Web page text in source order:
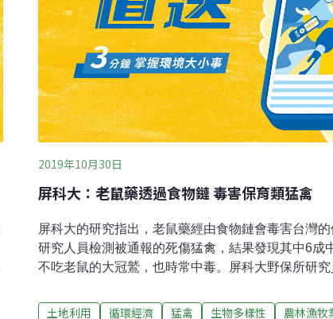
2019年10月30日
屏科大：老鼠藥透過食物鏈 毒害保育類猛禽
屏科大的研究指出，老鼠藥經由食物鏈會毒害台灣
研究人員檢測被通報的死傷猛禽，結果發現其中6成
不吃老鼠的大冠鷲，也時常中毒。屏科大野保所研
留。」樣本有的看起來翅膀受傷，有的被車撞，但經
土地利用 循環經濟 猛禽 生物多樣性 農林漁牧